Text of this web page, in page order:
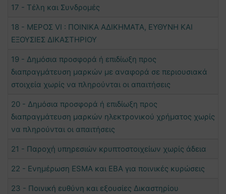
17 - Τέλη και Συνδρομές
18 - ΜΕΡΟΣ VI : ΠΟΙΝΙΚΑ ΑΔΙΚΗΜΑΤΑ, ΕΥΘΥΝΗ ΚΑΙ
ΕΞΟΥΣΙΕΣ ΔΙΚΑΣΤΗΡΙΟΥ
19 - Δημόσια προσφορά ή επιδίωξη προς
διαπραγμάτευση μαρκών με αναφορά σε περιουσιακά
στοιχεία χωρίς να πληρούνται οι απαιτήσεις
20 - Δημόσια προσφορά ή επιδίωξη προς
διαπραγμάτευση μαρκών ηλεκτρονικού χρήματος χωρίς
να πληρούνται οι απαιτήσεις
21 - Παροχή υπηρεσιών κρυπτοστοιχείων χωρίς άδεια
22 - Ενημέρωση ESMA και EBA για ποινικές κυρώσεις
23 - Ποινική ευθύνη και εξουσίες Δικαστηρίου